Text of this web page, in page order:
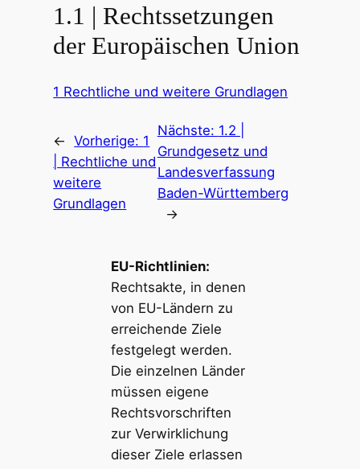
1.1 | Rechtssetzungen
der Europäischen Union
1 Rechtliche und weitere Grundlagen
← Vorherige: 1
| Rechtliche und
weitere
Grundlagen
Nächste: 1.2 |
Grundgesetz und
Landesverfassung
Baden-Württemberg
→
EU-Richtlinien:
Rechtsakte, in denen
von EU-Ländern zu
erreichende Ziele
festgelegt werden.
Die einzelnen Länder
müssen eigene
Rechtsvorschriften
zur Verwirklichung
dieser Ziele erlassen